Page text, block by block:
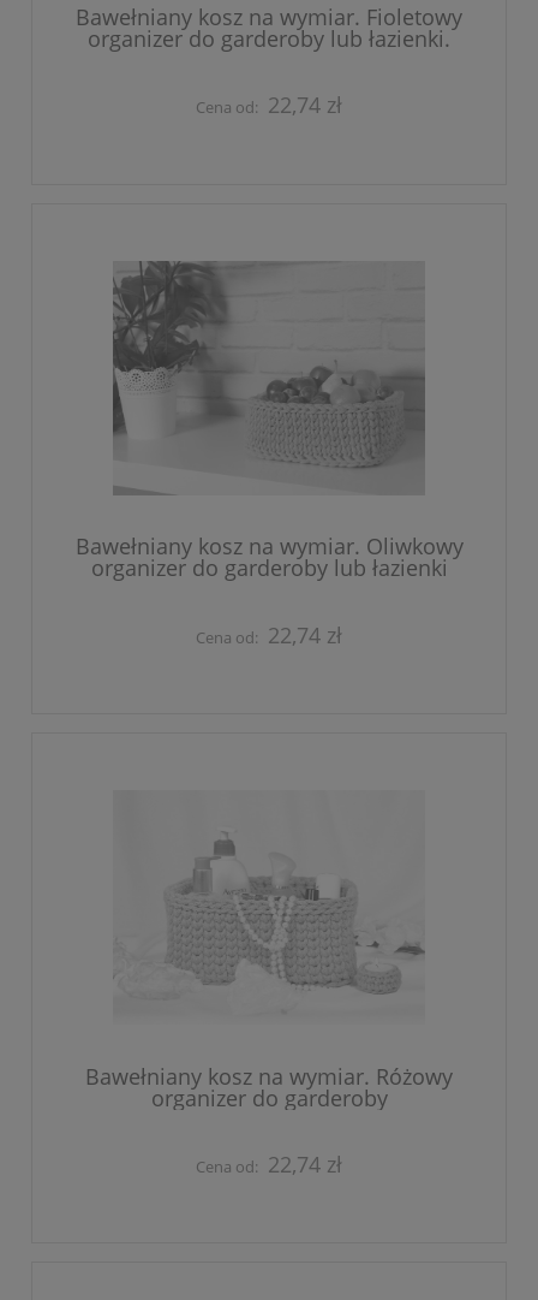
Bawełniany kosz na wymiar. Fioletowy
organizer do garderoby lub łazienki.
Cena od: 22,74 zł
Bawełniany kosz na wymiar. Oliwkowy
organizer do garderoby lub łazienki
Cena od: 22,74 zł
Bawełniany kosz na wymiar. Różowy
organizer do garderoby
Cena od: 22,74 zł